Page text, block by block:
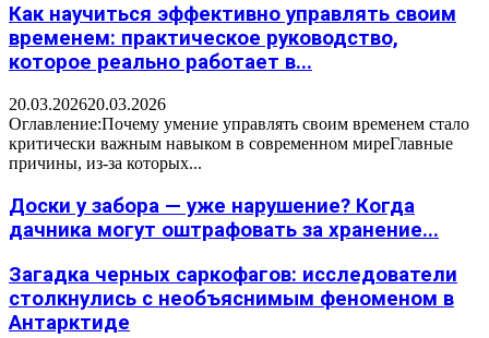
Как научиться эффективно управлять своим
временем: практическое руководство,
которое реально работает в...
20.03.202620.03.2026
Оглавление:Почему умение управлять своим временем стало
критически важным навыком в современном миреГлавные
причины, из-за которых...
Доски у забора — уже нарушение? Когда
дачника могут оштрафовать за хранение...
Загадка черных саркофагов: исследователи
столкнулись с необъяснимым феноменом в
Антарктиде